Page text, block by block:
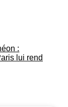
:
lui rend